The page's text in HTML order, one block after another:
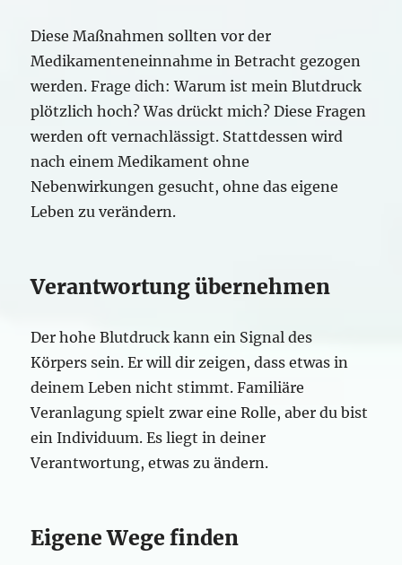
Diese Maßnahmen sollten vor der
Medikamenteneinnahme in Betracht gezogen
werden. Frage dich: Warum ist mein Blutdruck
plötzlich hoch? Was drückt mich? Diese Fragen
werden oft vernachlässigt. Stattdessen wird
nach einem Medikament ohne
Nebenwirkungen gesucht, ohne das eigene
Leben zu verändern.
Verantwortung übernehmen
Der hohe Blutdruck kann ein Signal des
Körpers sein. Er will dir zeigen, dass etwas in
deinem Leben nicht stimmt. Familiäre
Veranlagung spielt zwar eine Rolle, aber du bist
ein Individuum. Es liegt in deiner
Verantwortung, etwas zu ändern.
Eigene Wege finden